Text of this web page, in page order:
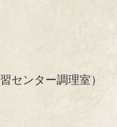
センター調理室）